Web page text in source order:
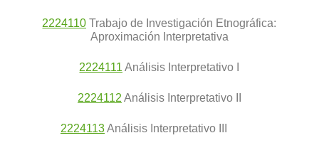
2224110 Trabajo de Investigación Etnográfica:
Aproximación Interpretativa
2224111 Análisis Interpretativo I
2224112 Análisis Interpretativo II
2224113Análisis Interpretativo III